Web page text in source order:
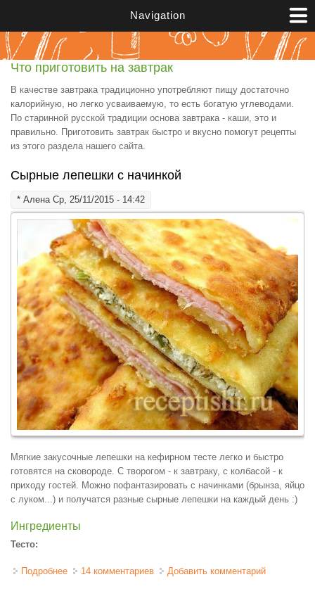
Navigation
Что приготовить на завтрак
В качестве завтрака традиционно употребляют пищу достаточно
калорийную, но легко усваиваемую, то есть богатую углеводами.
По старинной русской традиции основа завтрака - каши, это и
правильно. Приготовить завтрак быстро и вкусно помогут рецепты
из этого раздела нашего сайта.
Сырные лепешки с начинкой
* АленаСр, 25/11/2015 - 14:42
Мягкие закусочные лепешки на кефирном тесте легко и быстро
готовятся на сковороде. С творогом - к завтраку, с колбасой - к
приходу гостей. Можно пофантазировать с начинками (брынза, яйцо
с луком...) и получатся разные сырные лепешки на каждый день :)
Ингредиенты
Тесто:
Подробнее о Сырные лепешки с начинкой
14 комментариев Добавить комментарий